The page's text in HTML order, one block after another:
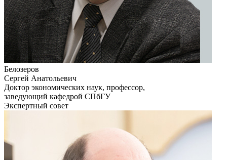
Белозеров
Сергей Анатольевич
Доктор экономических наук, профессор,
заведующий кафедрой СПбГУ
Экспертный совет